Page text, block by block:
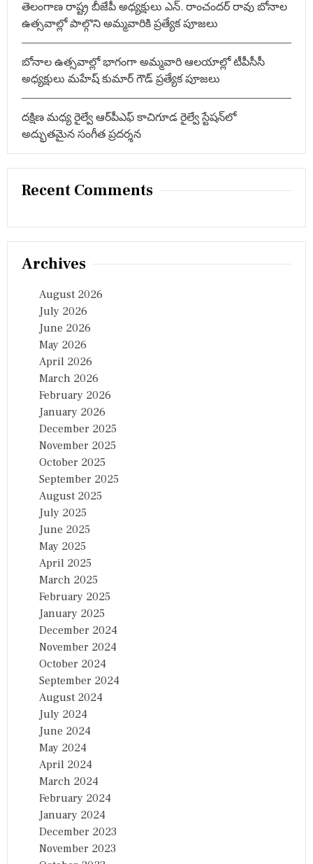
తెలంగాణ రాష్ట్ర బీజేపీ అధ్యక్షులు ఎన్. రాంచందర్ రావు బోనాల
ఉత్సవాల్లో పాల్గొని అమ్మవారికి ప్రత్యేక పూజలు
బోనాల ఉత్సవాల్లో భాగంగా అమ్మవారి ఆలయాల్లో టీపీసీసీ
అధ్యక్షులు మహేష్ కుమార్ గౌడ్ ప్రత్యేక పూజలు
దక్షిణ మధ్య రైల్వే ఆర్‌పీఎఫ్ కాచిగూడ రైల్వే స్టేషన్‌లో
అద్భుతమైన సంగీత ప్రదర్శన
Recent Comments
Archives
August 2026
July 2026
June 2026
May 2026
April 2026
March 2026
February 2026
January 2026
December 2025
November 2025
October 2025
September 2025
August 2025
July 2025
June 2025
May 2025
April 2025
March 2025
February 2025
January 2025
December 2024
November 2024
October 2024
September 2024
August 2024
July 2024
June 2024
May 2024
April 2024
March 2024
February 2024
January 2024
December 2023
November 2023